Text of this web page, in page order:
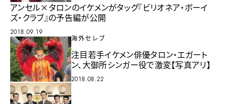
アンセル×タロンのイケメンがタッグ『ビリオネア・ボーイ
ズ・クラブ』の予告編が公開
2018.09.19
海外セレブ
注目若手イケメン俳優タロン・エガート
ン、大御所シンガー役で激変【写真アリ】
2018.08.22